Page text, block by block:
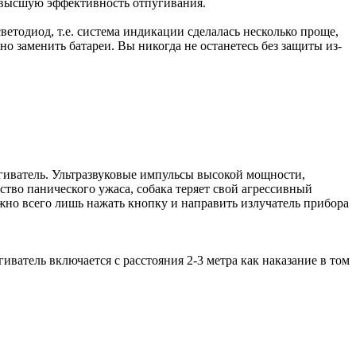
эффективность отпугивания.
т.е. система индикации сделалась несколько проще,
заменить батареи. Вы никогда не останетесь без защиты из-
Ультразвуковые импульсы высокой мощности,
панического ужаса, собака теряет свой агрессивный
всего лишь нажать кнопку и направить излучатель прибора
включается с расстояния 2-3 метра как наказание в том